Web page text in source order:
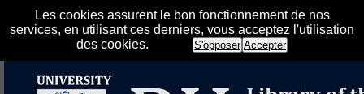
Les cookies assurent le bon fonctionnement de nos
services, en utilisant ces derniers, vous acceptez l'utilisation
des cookies.
S'opposer Accepter
الإلكتروني على الخط المباشر لمكتبة كلية